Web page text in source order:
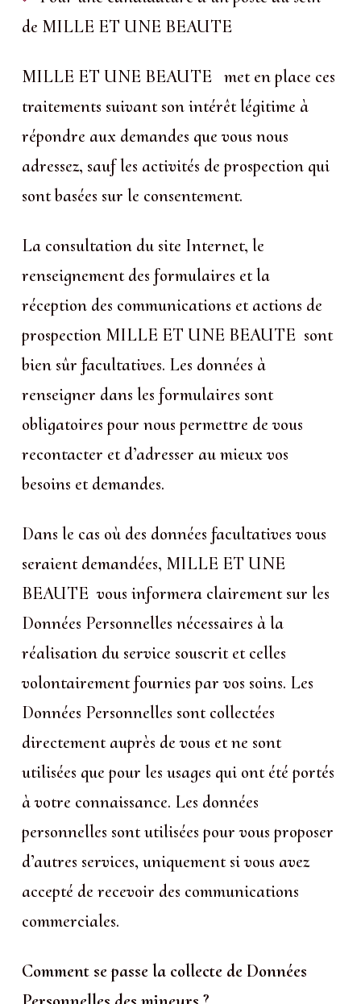
de MILLE ET UNE BEAUTE
MILLE ET UNE BEAUTE met en place ces
traitements suivant son intérêt légitime à
répondre aux demandes que vous nous
adressez, sauf les activités de prospection qui
sont basées sur le consentement.
La consultation du site Internet, le
renseignement des formulaires et la
réception des communications et actions de
prospection MILLE ET UNE BEAUTE sont
bien sûr facultatives. Les données à
renseigner dans les formulaires sont
obligatoires pour nous permettre de vous
recontacter et d’adresser au mieux vos
besoins et demandes.
Dans le cas où des données facultatives vous
seraient demandées, MILLE ET UNE
BEAUTE vous informera clairement sur les
Données Personnelles nécessaires à la
réalisation du service souscrit et celles
volontairement fournies par vos soins. Les
Données Personnelles sont collectées
directement auprès de vous et ne sont
utilisées que pour les usages qui ont été portés
à votre connaissance. Les données
personnelles sont utilisées pour vous proposer
d’autres services, uniquement si vous avez
accepté de recevoir des communications
commerciales.
Comment se passe la collecte de Données